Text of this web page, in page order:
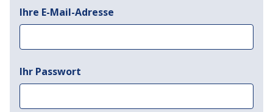
Ihre E-Mail-Adresse
Ihr Passwort